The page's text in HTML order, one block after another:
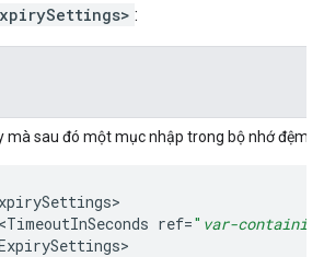
:
mà sau đó một mục nhập trong bộ nhớ đệm
<TimeoutInSeconds ref=" var-
>